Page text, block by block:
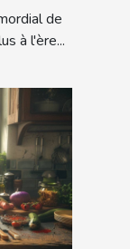
de
à l'ère...